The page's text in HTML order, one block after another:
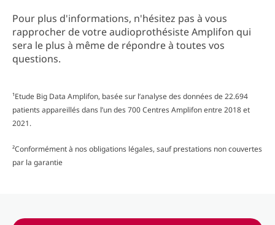
Pour plus d'informations, n'hésitez pas à vous
rapprocher de votre audioprothésiste Amplifon qui
sera le plus à même de répondre à toutes vos
questions.
¹Etude Big Data Amplifon, basée sur l’analyse des données de 22.694
patients appareillés dans l’un des 700 Centres Amplifon entre 2018 et
2021.
²Conformément à nos obligations légales, sauf prestations non couvertes
par la garantie